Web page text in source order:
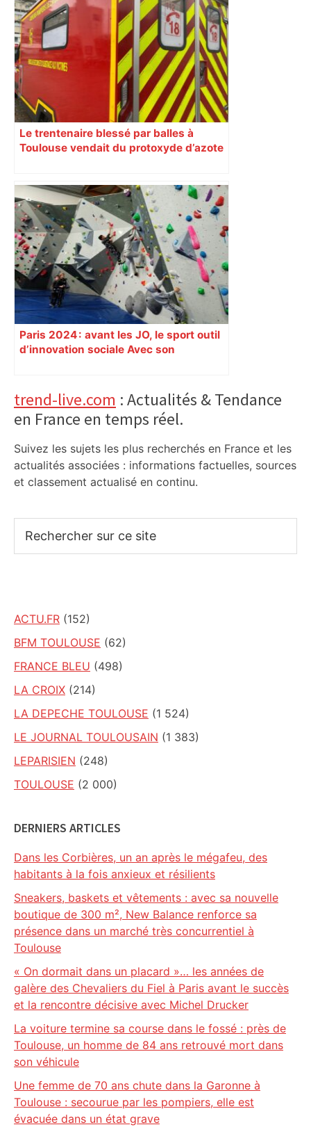
Le trentenaire blessé par balles à
Toulouse vendait du protoxyde d’azote
Paris 2024 : avant les JO, le sport outil
d’innovation sociale Avec son
soutient depuis deux ans des
centaines de projets à vocation sociale.
Exemple à Toulouse et à Tarbes, avec
d’indifférence des quartiers populaires.
Reportage
Primary
Sidebar
trend-live.com : Actualités & Tendance
en France en temps réel.
Suivez les sujets les plus recherchés en France et les
actualités associées : informations factuelles, sources
et classement actualisé en continu.
sur
ACTU.FR (152)
BFM TOULOUSE (62)
FRANCE BLEU (498)
LA CROIX (214)
LA DEPECHE TOULOUSE (1 524)
LE JOURNAL TOULOUSAIN (1 383)
LEPARISIEN (248)
TOULOUSE (2 000)
DERNIERS ARTICLES
Dans les Corbières, un an après le mégafeu, des
habitants à la fois anxieux et résilients
Sneakers, baskets et vêtements : avec sa nouvelle
boutique de 300 m², New Balance renforce sa
présence dans un marché très concurrentiel à
Toulouse
« On dormait dans un placard »… les années de
galère des Chevaliers du Fiel à Paris avant le succès
et la rencontre décisive avec Michel Drucker
La voiture termine sa course dans le fossé : près de
Toulouse, un homme de 84 ans retrouvé mort dans
son véhicule
Une femme de 70 ans chute dans la Garonne à
Toulouse : secourue par les pompiers, elle est
évacuée dans un état grave